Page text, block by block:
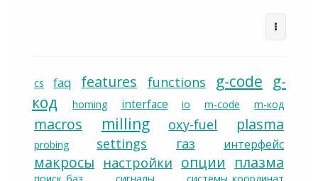
cs faq features functions g-code
g-
код
homing interface io m-code m-код
macros milling oxy-fuel plasma
probing settings газ интерфейс
макросы настройки опции плазма
поиск_баз сигналы системы_координат